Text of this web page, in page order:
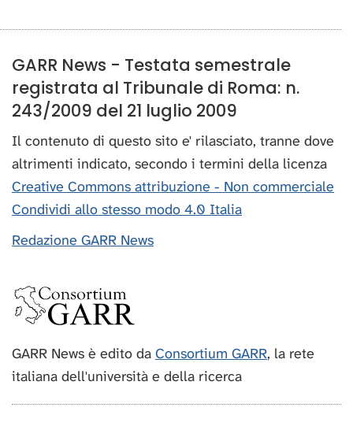
GARR News - Testata semestrale
registrata al Tribunale di Roma: n.
243/2009 del 21 luglio 2009
Il contenuto di questo sito e' rilasciato, tranne dove
altrimenti indicato, secondo i termini della licenza
Creative Commons attribuzione - Non commerciale
Condividi allo stesso modo 4.0 Italia
Redazione GARR News
GARR News è edito da Consortium GARR, la rete
italiana dell'università e della ricerca